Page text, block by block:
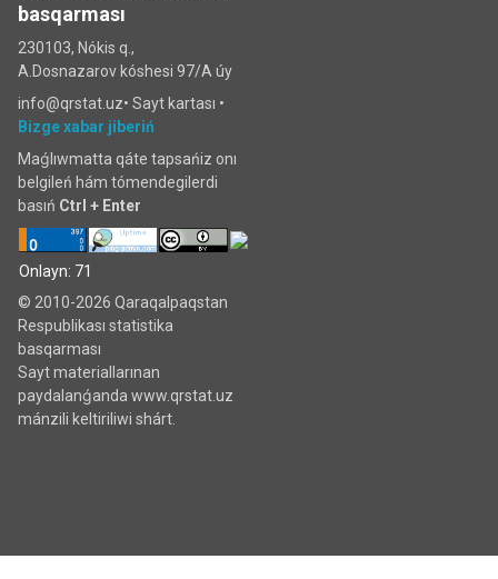
basqarması
230103, Nókis q.,
A.Dosnazarov kóshesi 97/A úy
info@qrstat.uz• Sayt kartası •
Bizge xabar jiberiń
Maǵlıwmatta qáte tapsańiz onı
belgileń hám tómendegilerdi
basıń Ctrl + Enter
Onlayn: 71
© 2010-2026 Qaraqalpaqstan
Respublikası statistika
basqarması
Sayt materiallarınan
paydalanǵanda www.qrstat.uz
mánzili keltiriliwi shárt.